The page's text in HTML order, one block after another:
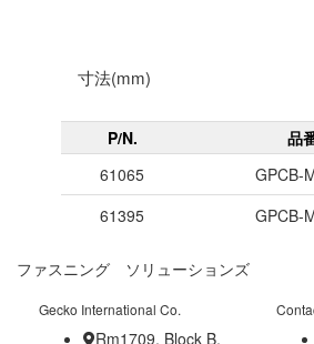
寸法(mm)
P/N.
品
61065
GPCB-
61395
GPCB-
ファスニング ソリューションズ
Gecko International Co.
Rm1709, Block B,